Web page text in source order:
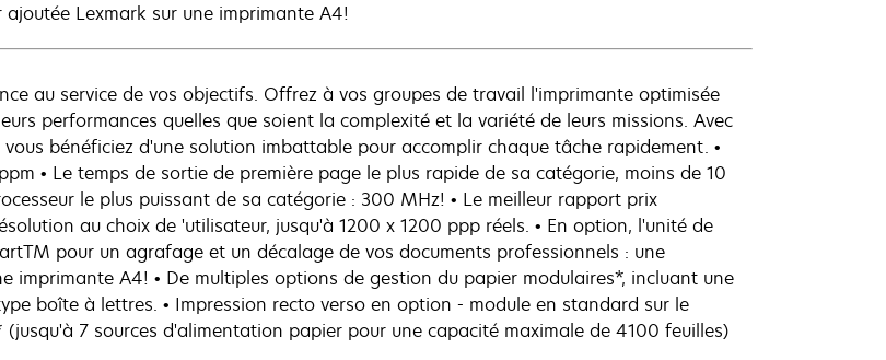
Lexmark sur une imprimante A4!
au service de vos objectifs. Offrez à vos groupes de travail l'imprimante optimisée
performances quelles que soient la complexité et la variété de leurs missions. Avec
vous bénéficiez d'une solution imbattable pour accomplir chaque tâche rapidement. •
• Le temps de sortie de première page le plus rapide de sa catégorie, moins de 10
le plus puissant de sa catégorie : 300 MHz! • Le meilleur rapport prix
au choix de 'utilisateur, jusqu'à 1200 x 1200 ppp réels. • En option, l'unité de
pour un agrafage et un décalage de vos documents professionnels : une
imprimante A4! • De multiples options de gestion du papier modulaires*, incluant une
boîte à lettres. • Impression recto verso en option - module en standard sur le
(jusqu'à 7 sources d'alimentation papier pour une capacité maximale de 4100 feuilles)